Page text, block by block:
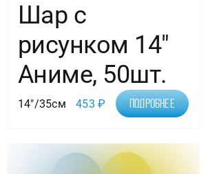
Шар с
рисунком 14″
Аниме, 50шт.
14"/35см 453₽ Подробнее